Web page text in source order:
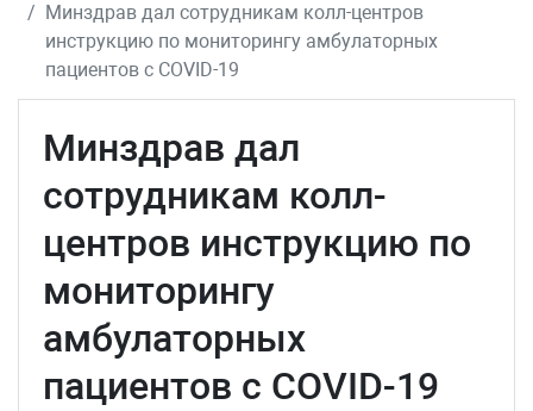
Минздрав дал сотрудникам колл-центров
инструкцию по мониторингу амбулаторных
пациентов с COVID-19
Минздрав дал
сотрудникам колл-
центров инструкцию по
мониторингу
амбулаторных
пациентов с COVID-19